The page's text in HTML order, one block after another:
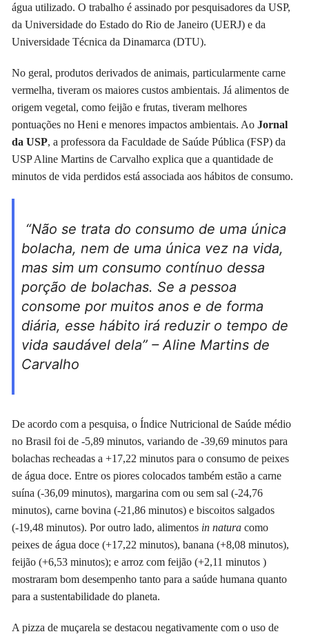
água utilizado. O trabalho é assinado por pesquisadores da USP,
da Universidade do Estado do Rio de Janeiro (UERJ) e da
Universidade Técnica da Dinamarca (DTU).
No geral, produtos derivados de animais, particularmente carne
vermelha, tiveram os maiores custos ambientais. Já alimentos de
origem vegetal, como feijão e frutas, tiveram melhores
pontuações no Heni e menores impactos ambientais. AoJornal
da USP, a professora da Faculdade de Saúde Pública (FSP) da
USP Aline Martins de Carvalho explica que a quantidade de
minutos de vida perdidos está associada aos hábitos de consumo.
“Não se trata do consumo de uma única
bolacha, nem de uma única vez na vida,
mas sim um consumo contínuo dessa
porção de bolachas. Se a pessoa
consome por muitos anos e de forma
diária, esse hábito irá reduzir o tempo de
vida saudável dela” – Aline Martins de
Carvalho
De acordo com a pesquisa, o Índice Nutricional de Saúde médio
no Brasil foi de -5,89 minutos, variando de -39,69 minutos para
bolachas recheadas a +17,22 minutos para o consumo de peixes
de água doce. Entre os piores colocados também estão a carne
suína (-36,09 minutos), margarina com ou sem sal (-24,76
minutos), carne bovina (-21,86 minutos) e biscoitos salgados
(-19,48 minutos). Por outro lado, alimentos in naturacomo
peixes de água doce (+17,22 minutos), banana (+8,08 minutos),
feijão (+6,53 minutos); e arroz com feijão (+2,11 minutos )
mostraram bom desempenho tanto para a saúde humana quanto
para a sustentabilidade do planeta.
A pizza de muçarela se destacou negativamente com o uso de